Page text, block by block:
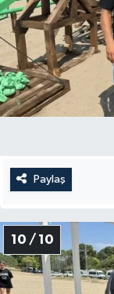
Paylaş
10 / 10